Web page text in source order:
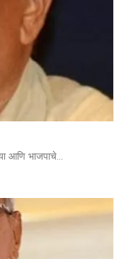
आणि भाजपाचे...